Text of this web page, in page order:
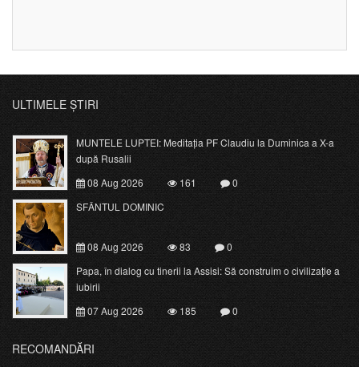
ULTIMELE ȘTIRI
MUNTELE LUPTEI: Meditația PF Claudiu la Duminica a X-a
după Rusalii
08 Aug 2026
161
0
SFÂNTUL DOMINIC
08 Aug 2026 83
0
Papa, în dialog cu tinerii la Assisi: Să construim o civilizație a
iubirii
07 Aug 2026
185 0
RECOMANDĂRI